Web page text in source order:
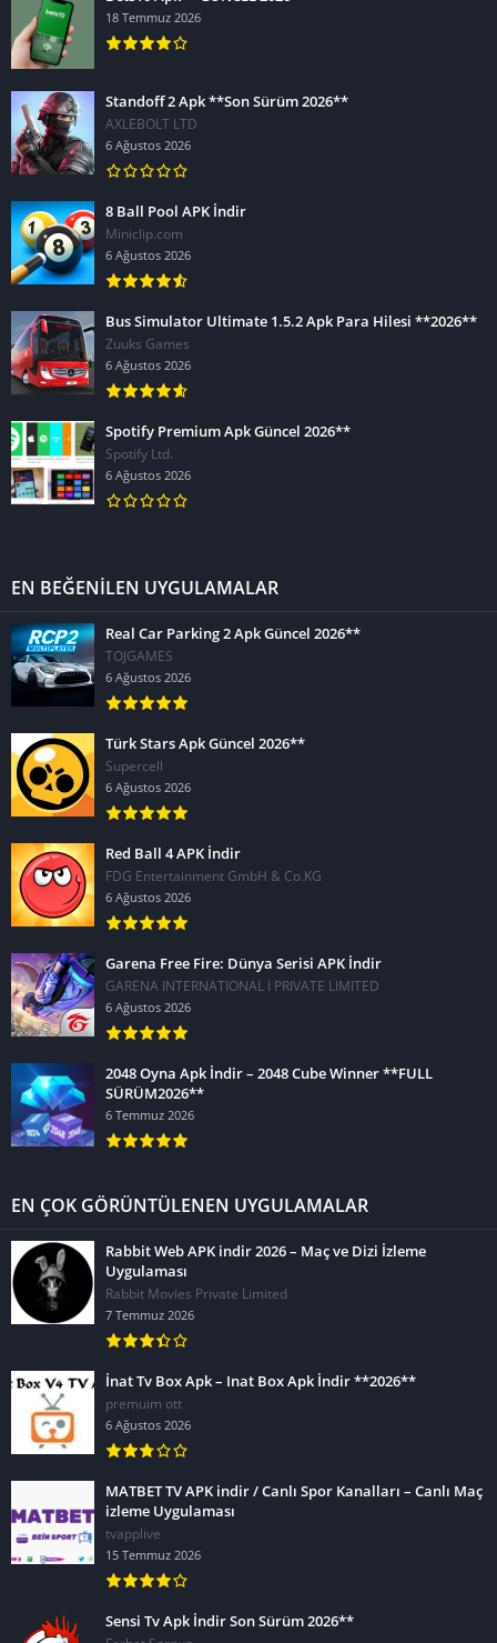
18 Temmuz 2026
Standoff 2 Apk **Son Sürüm 2026**
AXLEBOLT LTD
6 Ağustos 2026
8 Ball Pool APK İndir
Miniclip.com
6 Ağustos 2026
Bus Simulator Ultimate 1.5.2 Apk Para Hilesi **2026**
Zuuks Games
6 Ağustos 2026
Spotify Premium Apk Güncel 2026**
Spotify Ltd.
6 Ağustos 2026
EN BEĞENİLEN UYGULAMALAR
Real Car Parking 2 Apk Güncel 2026**
TOJGAMES
6 Ağustos 2026
Türk Stars Apk Güncel 2026**
Supercell
6 Ağustos 2026
Red Ball 4 APK İndir
FDG Entertainment GmbH & Co.KG
6 Ağustos 2026
Garena Free Fire: Dünya Serisi APK İndir
GARENA INTERNATIONAL I PRIVATE LIMITED
6 Ağustos 2026
2048 Oyna Apk İndir – 2048 Cube Winner **FULL
SÜRÜM2026**
6 Temmuz 2026
EN ÇOK GÖRÜNTÜLENEN UYGULAMALAR
Rabbit Web APK indir 2026 – Maç ve Dizi İzleme
Uygulaması
Rabbit Movies Private Limited
7 Temmuz 2026
İnat Tv Box Apk – Inat Box Apk İndir **2026**
premuim ott
6 Ağustos 2026
MATBET TV APK indir / Canlı Spor Kanalları – Canlı Maç
izleme Uygulaması
tvapplive
15 Temmuz 2026
Sensi Tv Apk İndir Son Sürüm 2026**